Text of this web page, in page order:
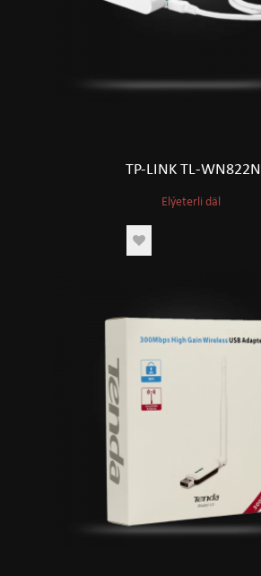
TP-LINK TL-WN822N
Elýeterli däl